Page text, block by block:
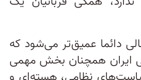
دائما عمیق‌تر می‌شود که
ایران همچنان بخش مهمی